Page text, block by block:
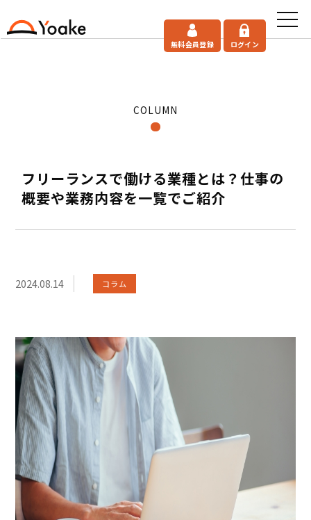
無料会員登録 ログイン
フリーランスで働ける業種とは？仕事の
概要や業務内容を一覧でご紹介
COLUMN
2024.08.14 コラム